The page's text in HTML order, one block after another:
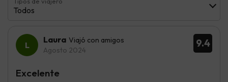
Todos
9.4
Laura Viajó con amigos
Agosto 2024
Excelente